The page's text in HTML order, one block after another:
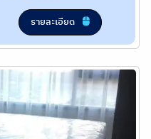
รายละเอียด